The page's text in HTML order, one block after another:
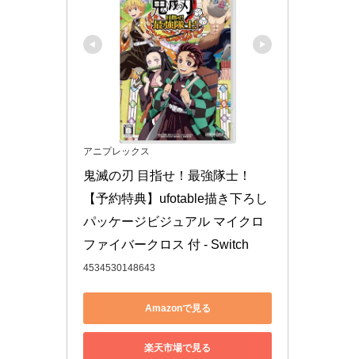
アニプレックス
鬼滅の刃 目指せ！最強隊士！
【予約特典】ufotable描き下ろし
パッケージビジュアル マイクロ
ファイバークロス 付 - Switch
4534530148643
Amazonで見る
楽天市場で見る